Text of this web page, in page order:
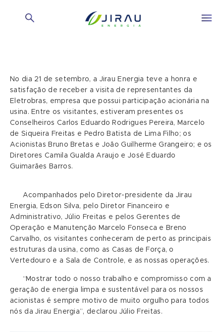
No dia 21 de setembro, a Jirau Energia teve a honra e
satisfação de receber a visita de representantes da
Eletrobras, empresa que possui participação acionária na
usina. Entre os visitantes, estiveram presentes os
Conselheiros Carlos Eduardo Rodrigues Pereira, Marcelo
de Siqueira Freitas e Pedro Batista de Lima Filho; os
Acionistas Bruno Bretas e João Guilherme Grangeiro; e os
Diretores Camila Gualda Araujo e José Eduardo
Guimarães Barros.
Acompanhados pelo Diretor-presidente da Jirau
Energia, Edson Silva, pelo Diretor Financeiro e
Administrativo, Júlio Freitas e pelos Gerentes de
Operação e Manutenção Marcelo Fonseca e Breno
Carvalho, os visitantes conheceram de perto as principais
estruturas da usina, como as Casas de Força, o
Vertedouro e a Sala de Controle, e as nossas operações.
“Mostrar todo o nosso trabalho e compromisso com a
geração de energia limpa e sustentável para os nossos
acionistas é sempre motivo de muito orgulho para todos
nós da Jirau Energia”, declarou Júlio Freitas.